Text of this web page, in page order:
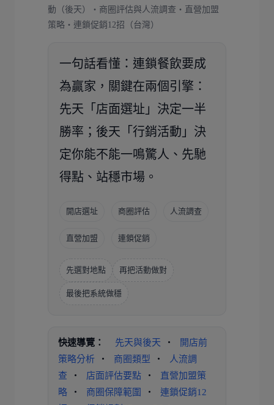
動（後天）・商圈評估與人流調查・直營加盟
策略・連鎖促銷12招（台灣）
一句話看懂： 連鎖餐飲要成
為贏家，關鍵在兩個引擎：
先天「店面選址」 決定一半
勝率； 後天「行銷活動」 決
定你能不能一鳴驚人、先馳
得點、站穩市場。
開店選址 商圈評估 人流調查
直營加盟 連鎖促銷
先選對地點 再把活動做對
最後把系統做穩
快速導覽： 先天與後天 ・
開店前
策略分析
・ 商圈類型 ・
人流調
查
・ 店面評估要點 ・
直營加盟策
略
・ 商圈保障範圍 ・
連鎖促銷12